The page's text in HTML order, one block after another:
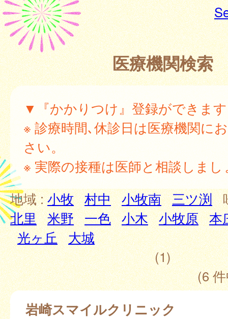
医療機関検索
▼『かかりつけ』登録ができま
※ 診療時間､休診日は医療機関に
さい。
※ 実際の接種は医師と相談しまし
地域 :小牧 村中 小牧南 三ツ渕
北里 米野 一色 小木 小牧原 本
光ヶ丘 大城
(1)
(6
岩崎スマイルクリニック